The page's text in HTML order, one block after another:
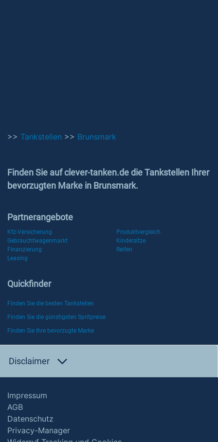
>> Tankstellen >> Brunsmark
Finden Sie auf clever-tanken.de die Tankstellen Ihrer
bevorzugten Marke in Brunsmark.
Partnerangebote
Kfz-Versicherung
Produktvergleich
Gebrauchtwagenmarkt
Kindersitze
Finanzierung
Reifen
Leasing
Quickfinder
Finden Sie die besten Tankstellen
Finden Sie die günstigsten Spritpreise
Finden Sie Ihre bevorzugte Marke
Disclaimer
Impressum
AGB
Datenschutz
Privacy-Manager